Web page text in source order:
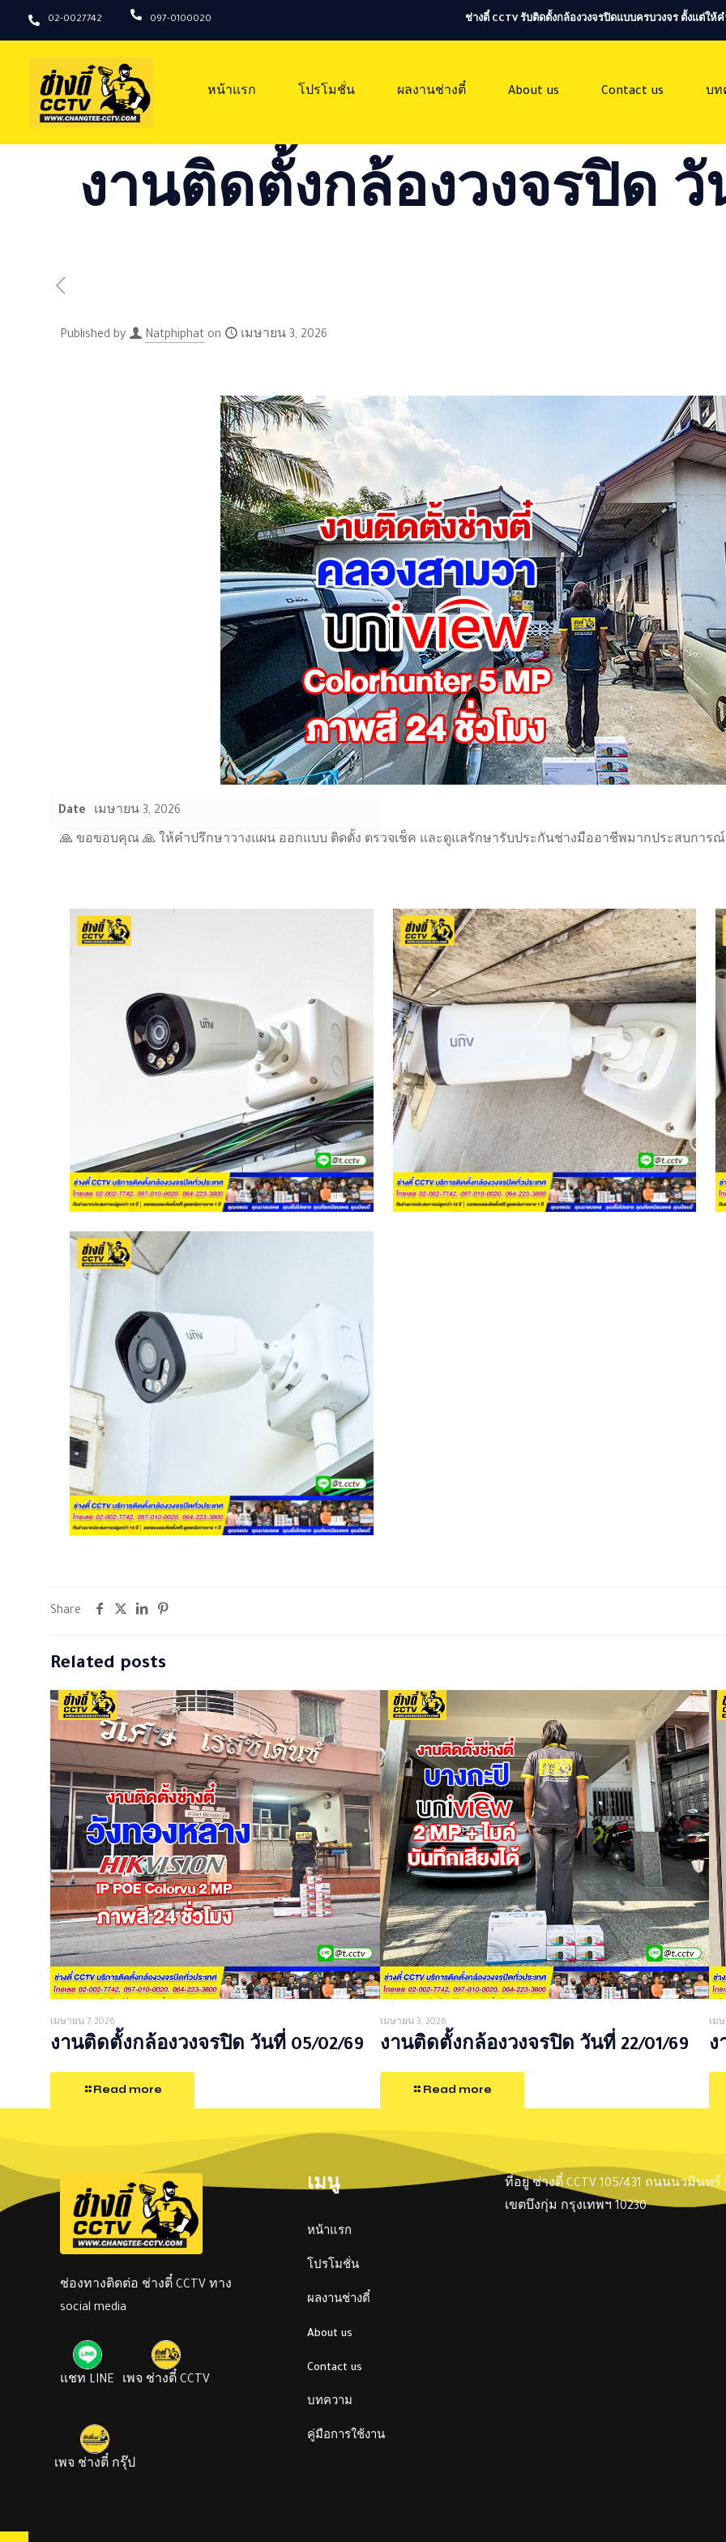
02-0027742 097-0100020 ช่างตี๋ CCTV รับติดตั้งกล้องวงจรปิดแบบครบวงจร ตั้งแต่
หน้าแรก โปรโมชั่น ผลงานช่างตี๋ About us Contact us บท
งานติดตั้งกล้องวงจรปิด วั
Published by Natphiphat on เมษายน 3, 2026
Date เมษายน 3, 2026
🙏 ขอขอบคุณ 🙏 ให้คำปรึกษาวางแผน ออกแบบ ติดตั้ง ตรวจเช็ค และดูแลรักษารับประกันช่างมืออาชีพมากประสบการณ์
Share
Related posts
เมษายน 7, 2026
งานติดตั้งกล้องวงจรปิด วันที่ 05/02/69
Read more
เมษายน 3, 2026
งานติดตั้งกล้องวงจรปิด วันที่ 22/01/69
Read more
เม
ง
ช่องทางติดต่อ ช่างตี๋ CCTV ทาง
social media
แชท LINE เพจ ช่างตี๋ CCTV
เพจ ช่างตี๋ กรุ๊ป
เมนู
หน้าแรก
โปรโมชั่น
ผลงานช่างตี๋
About us
Contact us
บทความ
คู่มือการใช้งาน
ที่อยู่ ช่างตี๋ CCTV 105/431 ถนนนวมินท
เขตบึงกุ่ม กรุงเทพฯ 10230